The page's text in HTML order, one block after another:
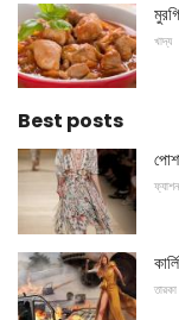
খাদ্য
Best posts
ফ্যাশন
তারকা